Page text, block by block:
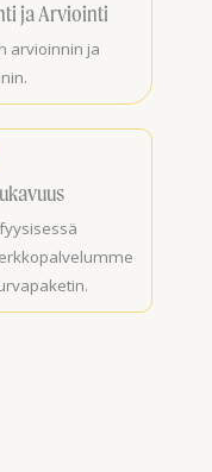
ja Arviointi
arvioinnin ja